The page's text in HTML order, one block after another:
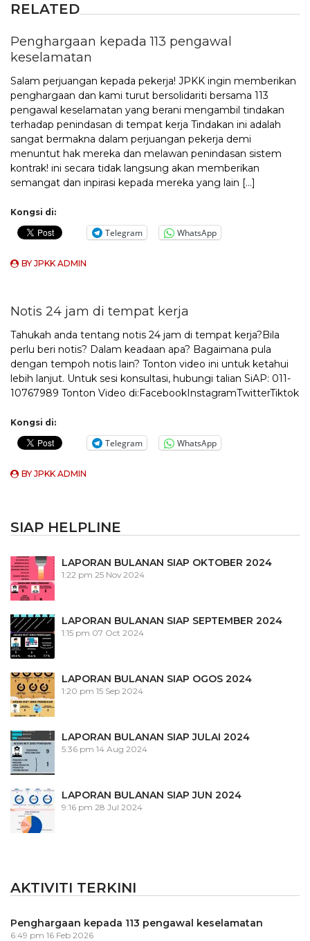
RELATED
Penghargaan kepada 113 pengawal
keselamatan
Salam perjuangan kepada pekerja! JPKK ingin memberikan
penghargaan dan kami turut bersolidariti bersama 113
pengawal keselamatan yang berani mengambil tindakan
terhadap penindasan di tempat kerja Tindakan ini adalah
sangat bermakna dalam perjuangan pekerja demi
menuntut hak mereka dan melawan penindasan sistem
kontrak! ini secara tidak langsung akan memberikan
semangat dan inpirasi kepada mereka yang lain […]
Kongsi di:
Telegram WhatsApp
BYJPKK ADMIN
Notis 24 jam di tempat kerja
Tahukah anda tentang notis 24 jam di tempat kerja?Bila
perlu beri notis? Dalam keadaan apa? Bagaimana pula
dengan tempoh notis lain? Tonton video ini untuk ketahui
lebih lanjut. Untuk sesi konsultasi, hubungi talian SiAP: 011-
10767989 Tonton Video di:FacebookInstagramTwitterTiktok
Kongsi di:
Telegram WhatsApp
BYJPKK ADMIN
SIAP HELPLINE
LAPORAN BULANAN SIAP OKTOBER 2024
1:22 pm 25 Nov 2024
LAPORAN BULANAN SIAP SEPTEMBER 2024
1:15 pm 07 Oct 2024
LAPORAN BULANAN SIAP OGOS 2024
1:20 pm 15 Sep 2024
LAPORAN BULANAN SIAP JULAI 2024
5:36 pm 14 Aug 2024
LAPORAN BULANAN SIAP JUN 2024
9:16 pm 28 Jul 2024
AKTIVITI TERKINI
Penghargaan kepada 113 pengawal keselamatan
6:49 pm 16 Feb 2026